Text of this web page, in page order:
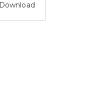
Download